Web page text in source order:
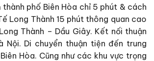
phố Biên Hòa chỉ 5 phút & cách
Long Thành 15 phút thông quan cao
Thành – Dầu Giây. Kết nối thuận
Nội. Di chuyển thuận tiện đến trung
Hòa. Cũng như các khu vực trọng